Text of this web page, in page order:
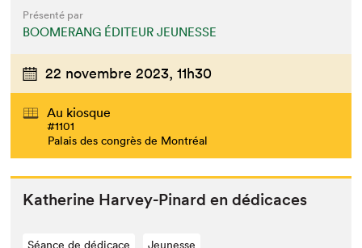
Présenté par
BOOMERANG ÉDITEUR JEUNESSE
22 novembre 2023, 11h30
Au kiosque
#1101
Palais des congrès de Montréal
Kather­ine Har­vey-Pinard en dédicaces
Séance de dédicace Jeunesse